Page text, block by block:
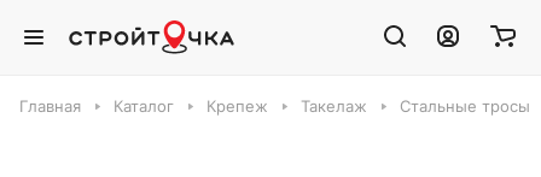
Главная Каталог Крепеж Такелаж Стальные тросы